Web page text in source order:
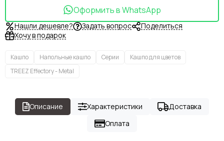
Оформить в WhatsApp
Нашли дешевле? Задать вопрос
Поделиться
Хочу в подарок
Кашпо Напольные кашпо Серии
Кашпо для цветов
TREEZ Effectory - Metal
Описание Характеристики
Доставка
Оплата